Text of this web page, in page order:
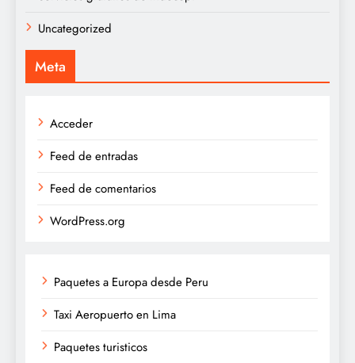
Uncategorized
Meta
Acceder
Feed de entradas
Feed de comentarios
WordPress.org
Paquetes a Europa desde Peru
Taxi Aeropuerto en Lima
Paquetes turisticos